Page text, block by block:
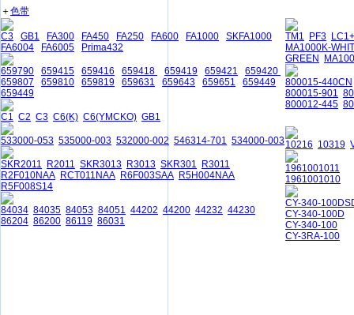
＋色带
C3 GB1 FA300 FA450 FA250 FA600 FA1000
SKFA1000
FA6004
FA6005 Prima432
659790 659415 659416 659418 659419 659421
659420
659807
659810 659819 659631 659643 659651
659449
659449
C1 C2 C3 C6(K) C6(YMCKO) GB1
533000-053 535000-003 532000-002 546314-701 534000-003
SKR2011 R2011 SKR3013 R3013 SKR301
R3011
R2F010NAA RCT011NAA R6F003SAA R5H004NAA
R5F008S14
84034 84035 84053 84051 44202 44200 44232 44230
86204 86200 86119 86031
TM1 PF3 LC1+
MA1000K-
GREEN
800015-440CN
800015-901
800012-445
10216 10319
1961001011
1961001010
CY-340-
CY-340-100D
CY-340-100
CY-3RA-100